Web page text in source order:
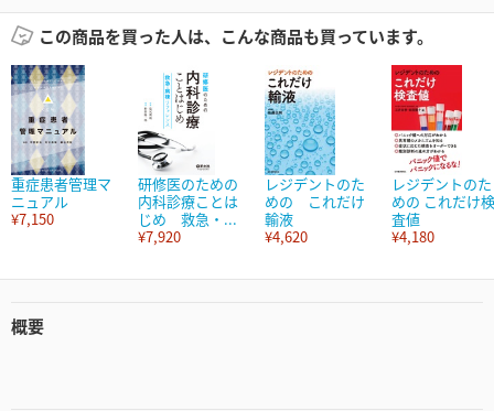
この商品を買った人は、こんな商品も買っています。
重症患者管理マ
ニュアル
¥7,150
研修医のための
内科診療ことは
じめ 救急・...
¥7,920
レジデントのた
めの これだけ
輸液
¥4,620
レジデントのた
めの これだけ検
査値
¥4,180
概要